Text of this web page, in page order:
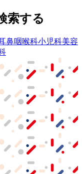
索する
鼻咽喉科小児科美容